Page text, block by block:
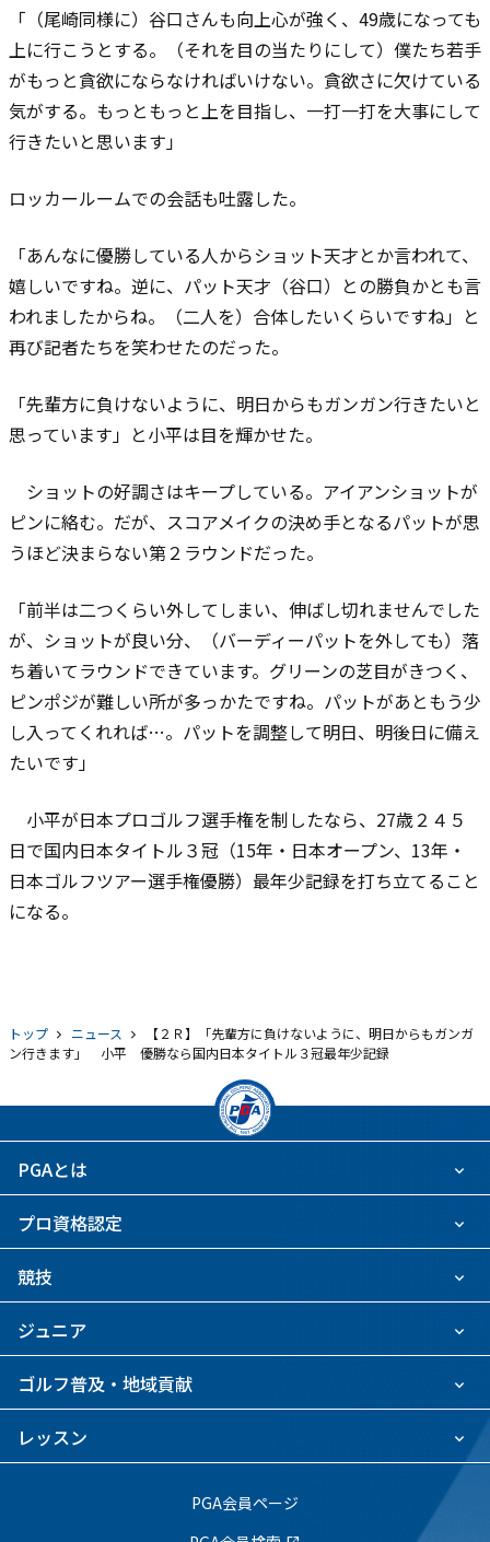
「（尾崎同様に）谷口さんも向上心が強く、49歳になっても
上に行こうとする。（それを目の当たりにして）僕たち若手
がもっと貪欲にならなければいけない。貪欲さに欠けている
気がする。もっともっと上を目指し、一打一打を大事にして
行きたいと思います」
ロッカールームでの会話も吐露した。
「あんなに優勝している人からショット天才とか言われて、
嬉しいですね。逆に、パット天才（谷口）との勝負かとも言
われましたからね。（二人を）合体したいくらいですね」と
再び記者たちを笑わせたのだった。
「先輩方に負けないように、明日からもガンガン行きたいと
思っています」と小平は目を輝かせた。
ショットの好調さはキープしている。アイアンショットが
ピンに絡む。だが、スコアメイクの決め手となるパットが思
うほど決まらない第２ラウンドだった。
「前半は二つくらい外してしまい、伸ばし切れませんでした
が、ショットが良い分、（バーディーパットを外しても）落
ち着いてラウンドできています。グリーンの芝目がきつく、
ピンポジが難しい所が多っかたですね。パットがあともう少
し入ってくれれば…。パットを調整して明日、明後日に備え
たいです」
小平が日本プロゴルフ選手権を制したなら、27歳２４５
日で国内日本タイトル３冠（15年・日本オープン、13年・
日本ゴルフツアー選手権優勝）最年少記録を打ち立てること
になる。
トップ ニュース
【２Ｒ】「先輩方に負けないように、明日からもガンガ
ン行きます」 小平 優勝なら国内日本タイトル３冠最年少記録
PGAとは
プロ資格認定
競技
ジュニア
ゴルフ普及・地域貢献
レッスン
PGA会員ページ